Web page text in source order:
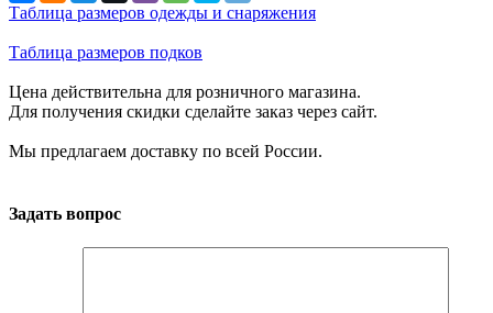
Таблица размеров одежды и снаряжения
Таблица размеров подков
Цена действительна для розничного магазина.
Для получения скидки сделайте заказ через сайт.
Мы предлагаем доставку по всей России.
Задать вопрос